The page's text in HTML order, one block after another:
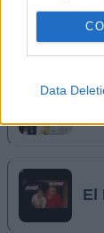
Data
El